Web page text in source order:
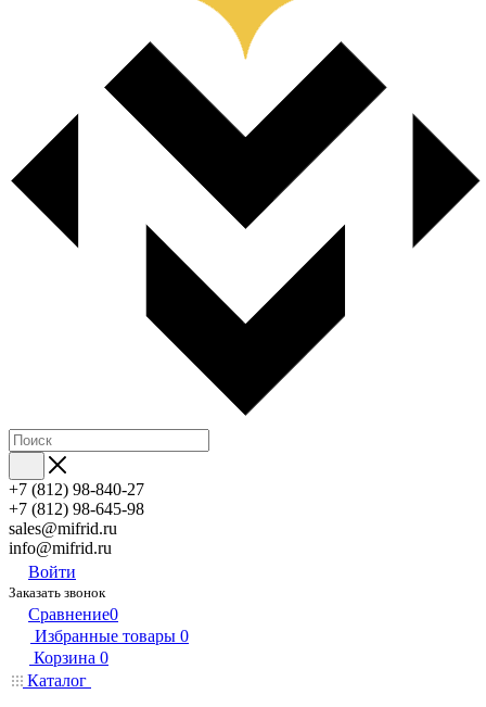
+7 (812) 98-840-27
+7 (812) 98-645-98
sales@mifrid.ru
info@mifrid.ru
Войти
Заказать звонок
Сравнение0
Избранные товары 0
Корзина 0
Каталог